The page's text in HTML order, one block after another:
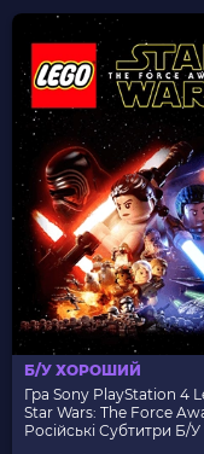
Б/У ХОРОШИЙ
Гра Sony PlayStation 4
Star Wars: The Force
Російські Субтитри Б/У